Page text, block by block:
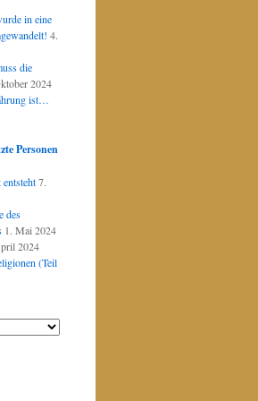
in eine
4.
die
2024
ist…
Personen
7.
des
1. Mai 2024
2024
(Teil